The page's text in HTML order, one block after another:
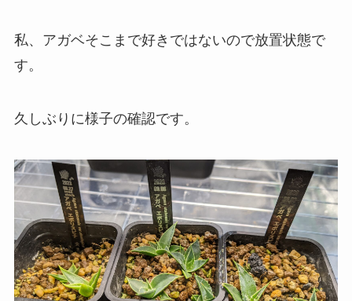
私、アガベそこまで好きではないので放置状態で
す。
久しぶりに様子の確認です。